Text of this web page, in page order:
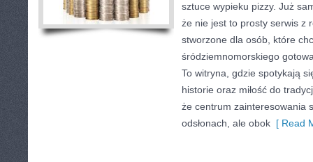
sztuce wypieku pizzy. Już
że nie jest to prosty serwis z
stworzone dla osób, które
śródziemnomorskiego
To witryna, gdzie spotykają
historie oraz miłość do
że centrum zainteresowania
odsłonach, ale obok [ Read